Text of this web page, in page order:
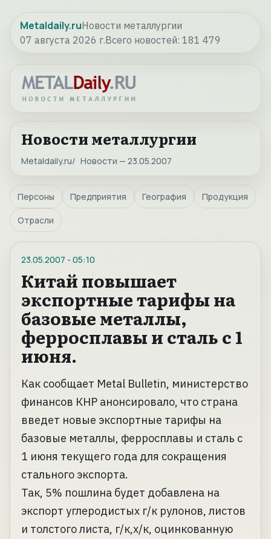
Metaldaily.ruНовости металлургии
07 августа 2026 г.Всего новостей: 181 479
Новости металлургии
Metaldaily.ru Новости — 23.05.2007
Персоны Предприятия География Продукция
Отрасли
23.05.2007 - 05:10
Китай повышает
экспортные тарифы на
базовые металлы,
ферросплавы и сталь с 1
июня.
Как сообщает Metal Bulletin, министерство
финансов КНР анонсировало, что страна
введет новые экспортные тарифы на
базовые металлы, ферросплавы и сталь с
1 июня текущего года для сокращения
стального экспорта.
Так, 5% пошлина будет добавлена на
экспорт углеродистых г/к рулонов, листов
и толстого листа, г/к,х/к, оцинкованную